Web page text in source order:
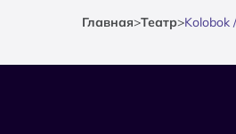
Главная>Театр>Kolobok